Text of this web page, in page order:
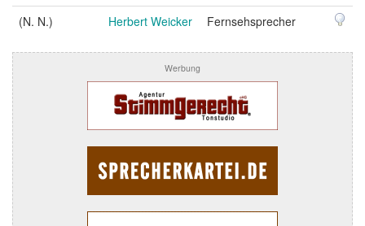
(N. N.) Herbert Weicker Fernsehsprecher
Werbung